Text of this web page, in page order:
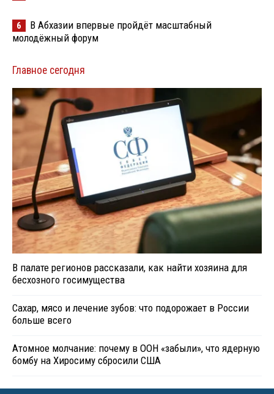
6
В Абхазии впервые пройдёт масштабный
молодёжный форум
Главное сегодня
В палате регионов рассказали, как найти хозяина для
бесхозного госимущества
Сахар, мясо и лечение зубов: что подорожает в России
больше всего
Атомное молчание: почему в ООН «забыли», что ядерную
бомбу на Хиросиму сбросили США